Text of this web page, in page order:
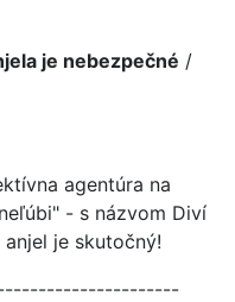
je nebezpečné /
agentúra na
- s názvom Diví
je skutočný!